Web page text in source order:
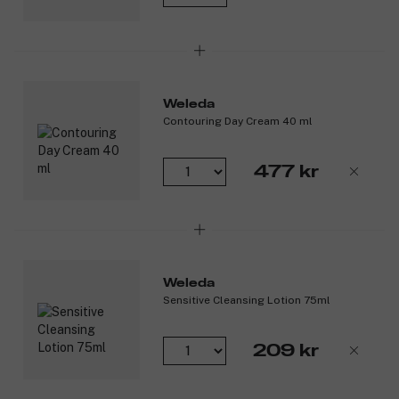
Weleda
Contouring Day Cream 40 ml
477 kr
Weleda
Sensitive Cleansing Lotion 75ml
209 kr